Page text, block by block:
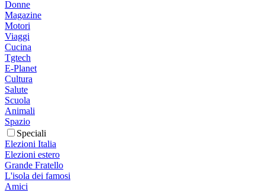
Donne
Magazine
Motori
Viaggi
Cucina
Tgtech
E-Planet
Cultura
Salute
Scuola
Animali
Spazio
Speciali
Elezioni Italia
Elezioni estero
Grande Fratello
L'isola dei famosi
Amici